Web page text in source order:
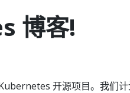
博客!
开源项目。我们